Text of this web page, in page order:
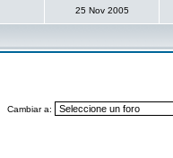
25 Nov 2005
Cambiar a: